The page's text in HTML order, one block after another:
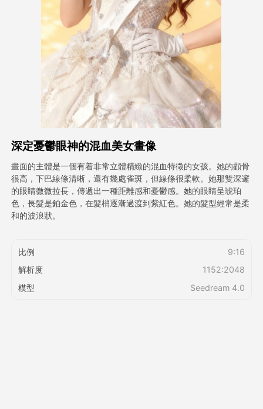
AI視頻
AI照片
其他工具
查看所有模板
圖庫
部落格
定價
深定憂鬱眼神的混血美女畫像
畫面的主體是一個有着非常立體精緻的混血特徵的女孩。她的顴骨
很高，下巴線條清晰，還有幾處雀斑，但線條很柔軟。她那雙深邃
的眼睛微微拉長，傳遞出一種距離感和憂鬱感。她的眼睛呈琥珀
色，長髮是鉑金色，在髮梢逐漸過渡到紫紅色。她的髮型經常是柔
和的波浪狀。
比例
9:16
解析度
1152:2048
模型
Seedream 4.0